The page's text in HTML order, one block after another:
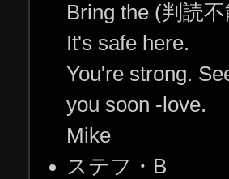
Bring the (判読
It's safe here.
You're strong.
you soon -love.
Mike
ステフ・B